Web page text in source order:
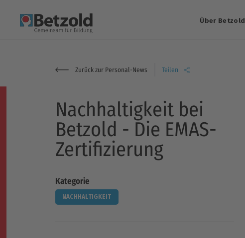
Über Betzold
Zurück zur Personal-News Teilen
Nachhaltigkeit bei
Betzold - Die EMAS-
Zertifizierung
Kategorie
NACHHALTIGKEIT